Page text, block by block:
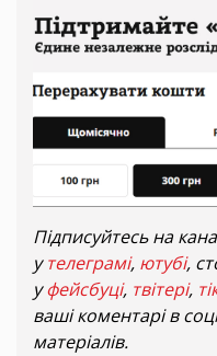
Підписуйтесь на
утелеграмі, ютубі,
уфейсбуці, твітері,
ваші коментарі в
матеріалів.